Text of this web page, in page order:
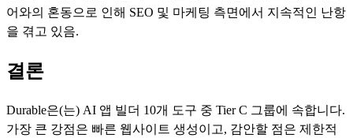
어와의 혼동으로 인해 SEO 및 마케팅 측면에서 지속적인 난항
을 겪고 있음.
결론
Durable은(는) AI 앱 빌더 10개 도구 중 TierC 그룹에 속합니다.
가장 큰 강점은 빠른 웹사이트 생성이고, 감안할 점은 제한적